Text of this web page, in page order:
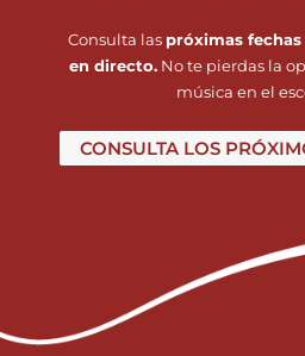
Consulta las próximas fechas
en directo.No te pierdas la
música en el
CONSULTA LOS